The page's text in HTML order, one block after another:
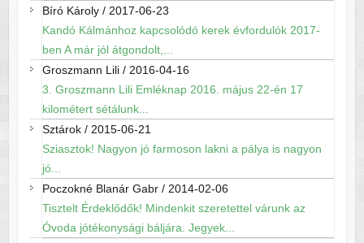
Bíró Károly/ 2017-06-23
Kandó Kálmánhoz kapcsolódó kerek évfordulók 2017-
ben A már jól átgondolt,...
Groszmann Lili/ 2016-04-16
3. Groszmann Lili Emléknap 2016. május 22-én 17
kilométert sétálunk...
Sztárok/ 2015-06-21
Sziasztok! Nagyon jó farmoson lakni a pálya is nagyon
jó...
Poczokné Blanár Gabr/ 2014-02-06
Tisztelt Érdeklődők! Mindenkit szeretettel várunk az
Óvoda jótékonysági báljára. Jegyek...